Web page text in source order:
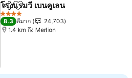
แชร์ เพิ่มในรายการโปรด
โรงแรมวี เบนคูเลน
4 ดาว
8.3 ดีมาก
24,703
1.4 km ถึง Merlion